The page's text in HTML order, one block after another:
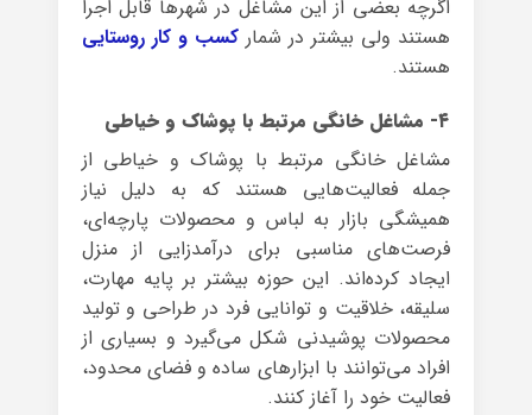
اگرچه بعضی از این مشاغل در شهرها قابل اجرا
هستند ولی بیشتر در شمارکسب و کار روستایی
هستند.
۴- مشاغل خانگی مرتبط با پوشاک و خیاطی
مشاغل خانگی مرتبط با پوشاک و خیاطی از
جمله فعالیت‌هایی هستند که به دلیل نیاز
همیشگی بازار به لباس و محصولات پارچه‌ای،
فرصت‌های مناسبی برای درآمدزایی از منزل
ایجاد کرده‌اند. این حوزه بیشتر بر پایه مهارت،
سلیقه، خلاقیت و توانایی فرد در طراحی و تولید
محصولات پوشیدنی شکل می‌گیرد و بسیاری از
افراد می‌توانند با ابزارهای ساده و فضای محدود،
فعالیت خود را آغاز کنند.